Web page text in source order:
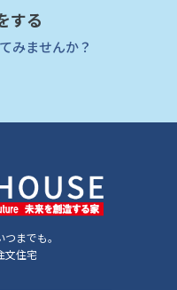
する
みませんか？
までも。
文住宅